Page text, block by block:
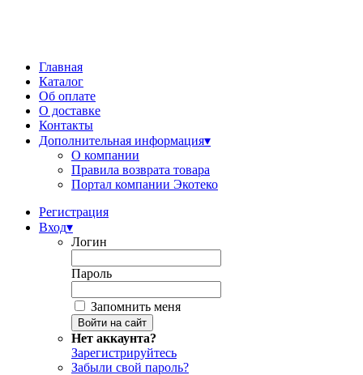
Главная
Каталог
Об оплате
О доставке
Контакты
Дополнительная информация▾
О компании
Правила возврата товара
Портал компании Экотеко
Регистрация
Вход▾
Логин
Пароль
Запомнить меня
Нет аккаунта?
Зарегистрируйтесь
Забыли свой пароль?